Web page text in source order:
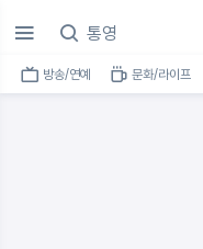
방송/연예 문화/라이프